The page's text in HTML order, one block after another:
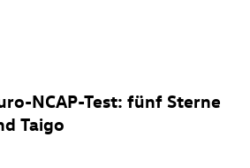
NCAP-Test: fünf Sterne
Taigo